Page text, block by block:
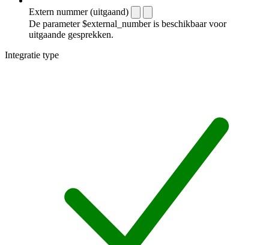
Extern nummer (uitgaand)
De parameter $external_number is beschikbaar voor
uitgaande gesprekken.
Integratie type